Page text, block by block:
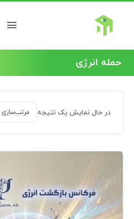
حمله انرژی
در حال نمایش یک نتیجه